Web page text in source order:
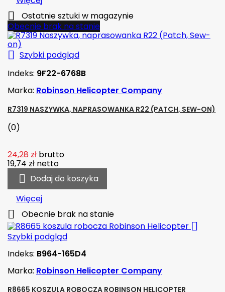

Ostatnie sztuki w magazynie
Obecnie brak na stanie
 Szybki podgląd
Indeks: 9F22-6768B
Marka: Robinson Helicopter Company
R7319 NASZYWKA, NAPRASOWANKA R22 (PATCH, SEW-ON)
(0)
24,28 zł brutto
19,74 zł netto
 Dodaj do koszyka
Więcej
 Obecnie brak na stanie

Szybki podgląd
Indeks: B964-165D4
Marka: Robinson Helicopter Company
R8665 KOSZULA ROBOCZA ROBINSON HELICOPTER